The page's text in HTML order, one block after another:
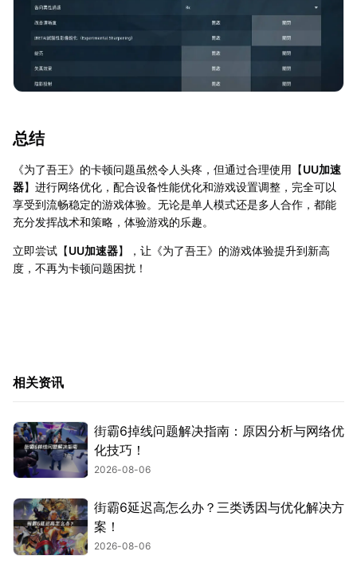
总结
《为了吾王》的卡顿问题虽然令人头疼，但通过合理使用【UU加速
器】进行网络优化，配合设备性能优化和游戏设置调整，完全可以
享受到流畅稳定的游戏体验。无论是单人模式还是多人合作，都能
充分发挥战术和策略，体验游戏的乐趣。
立即尝试【UU加速器】，让《为了吾王》的游戏体验提升到新高
度，不再为卡顿问题困扰！
相关资讯
街霸6掉线问题解决指南：原因分析与网络优
化技巧！
2026-08-06
街霸6延迟高怎么办？三类诱因与优化解决方
案！
2026-08-06